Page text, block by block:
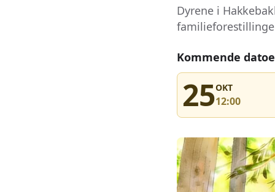
Dyrene i
Kommende
25OKT
12:00